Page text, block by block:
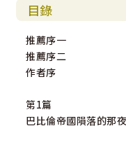
目錄
推薦序一
推薦序二
作者序
第1篇
巴比倫帝國隕落的那